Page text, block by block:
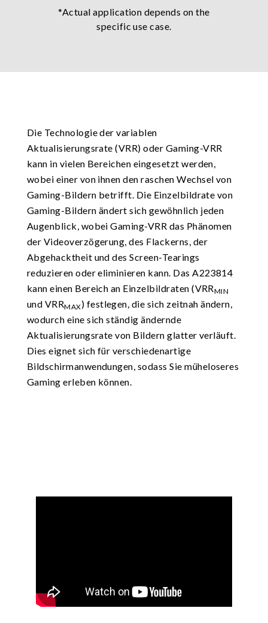
*Actual application depends on the
specific use case.
Die Technologie der variablen
Aktualisierungsrate (VRR) oder Gaming-VRR
kann in vielen Bereichen eingesetzt werden,
wobei einer von ihnen den raschen Wechsel von
Gaming-Bildern betrifft. Die Einzelbildrate von
Gaming-Bildern ändert sich gewöhnlich jeden
Augenblick, wobei Gaming-VRR das Phänomen
der Videoverzögerung, des Flackerns, der
Abgehacktheit und des Screen-Tearings
reduzieren oder eliminieren kann. Das A223814
kann einen Bereich an Einzelbildraten (VRRMIN
und VRRMAX) festlegen, die sich zeitnah ändern,
wodurch eine sich ständig ändernde
Aktualisierungsrate von Bildern glatter verläuft.
Dies eignet sich für verschiedenartige
Bildschirmanwendungen, sodass Sie müheloseres
Gaming erleben können.